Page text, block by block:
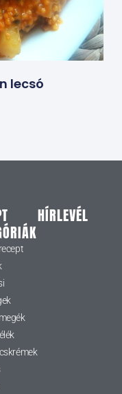
lecsó
HÍRLEVÉL